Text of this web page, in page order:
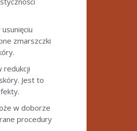
zmarszczki
redukcji
Jest to
w doborze
procedury